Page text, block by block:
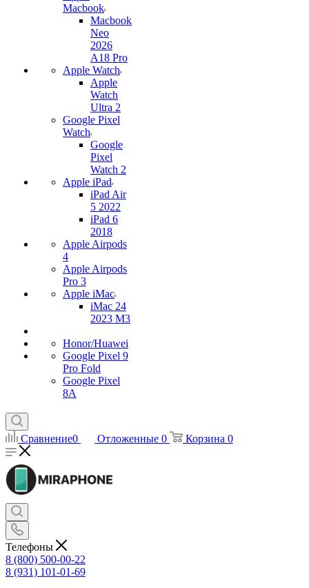
Macbook
Macbook
Neo
2026
A18 Pro
Apple Watch
Apple
Watch
Ultra 2
Google Pixel
Watch
Google
Pixel
Watch 2
Apple iPad
iPad Air
5 2022
iPad 6
2018
Apple Airpods
4
Apple Airpods
Pro 3
Apple iMac
iMac 24
2023 M3
Honor/Huawei
Google Pixel 9
Pro Fold
Google Pixel
8A
Сравнение0 Отложенные 0 Корзина 0
Телефоны
8 (800) 500-00-22
8 (931) 101-01-69